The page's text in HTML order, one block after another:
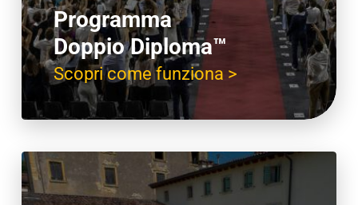
Programma
Doppio Diploma™
Scopri come funziona >